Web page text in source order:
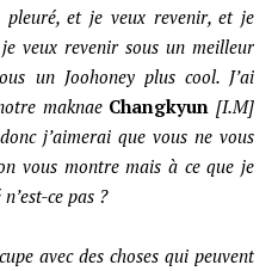
pleuré, et je veux revenir, et je
veux revenir sous un meilleur
un Joohoney plus cool. J’ai
maknae Changkyun [I.M]
j’aimerai que vous ne vous
vous montre mais à ce que je
ce pas ?
avec des choses qui peuvent